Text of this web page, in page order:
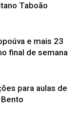
Taboão
e mais 23
final de semana
para aulas de